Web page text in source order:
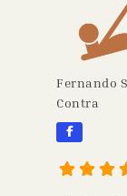
antiguos,
experiencia
Fernando
Contra